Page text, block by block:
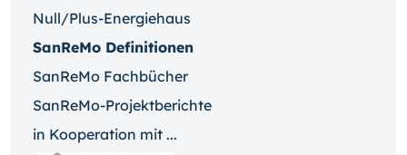
Null/Plus-Energiehaus
SanReMo Definitionen
SanReMo Fachbücher
SanReMo-Projektberichte
in Kooperation mit ...